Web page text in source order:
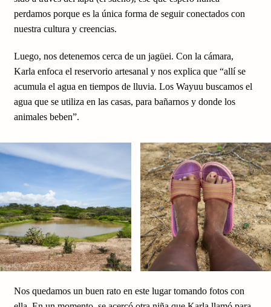
perdamos porque es la única forma de seguir conectados con
nuestra cultura y creencias.
Luego, nos detenemos cerca de un jagüei. Con la cámara,
Karla enfoca el reservorio artesanal y nos explica que “allí se
acumula el agua en tiempos de lluvia. Los Wayuu buscamos el
agua que se utiliza en las casas, para bañarnos y donde los
animales beben”.
Nos quedamos un buen rato en este lugar tomando fotos con